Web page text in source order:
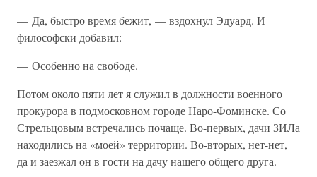
— Да, быстро время бежит, — вздохнул Эдуард. И
философски добавил:
— Особенно на свободе.
Потом около пяти лет я служил в должности военного
прокурора в подмосковном городе Наро-Фоминске. Со
Стрельцовым встречались почаще. Во-первых, дачи ЗИЛа
находились на «моей» территории. Во-вторых, нет-нет,
да и заезжал он в гости на дачу нашего общего друга.